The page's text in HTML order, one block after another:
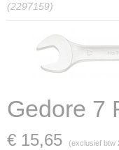
(2297159)
Gedore 7
€ 15,65 (exclusief btw